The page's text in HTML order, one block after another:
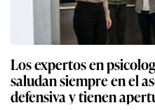
Los expertos en
saludan siempre en el
defensiva y tienen